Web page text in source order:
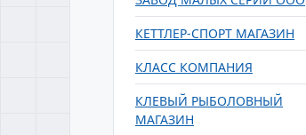
КЕТТЛЕР-СПОРТ МАГАЗИН
КЛАСС КОМПАНИЯ
КЛЕВЫЙ РЫБОЛОВНЫЙ
МАГАЗИН